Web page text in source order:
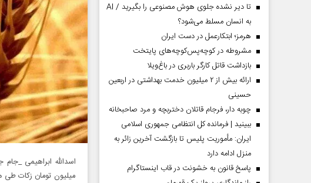
میلیون تومان زکات طی
تا دیر نشده جلوی هوش مصنوعی را بگیرید / AI
به انسان مسلط می‌شود؟
هرمز؛ ابتکارعمل در دست ایران
مشروطه در کوچه‌پس‌کوچه‌های پایتخت
بازداشت قاتل کارگر باربری در باغ‌ویلا
ارائه بیش از ۲ میلیون خدمت بهداشتی در اربعین
حسینی
چوبه دار، فرجام قاتلان دختربچه و مرد صاحبخانه
ببینید | فرمانده کل انتظامی جمهوری اسلامی
ایران­: مأموریت پلیس تا بازگشت آخرین زائر به
منزل ادامه دارد
پاسخ قانون به خشونت در قاب اینستاگرام